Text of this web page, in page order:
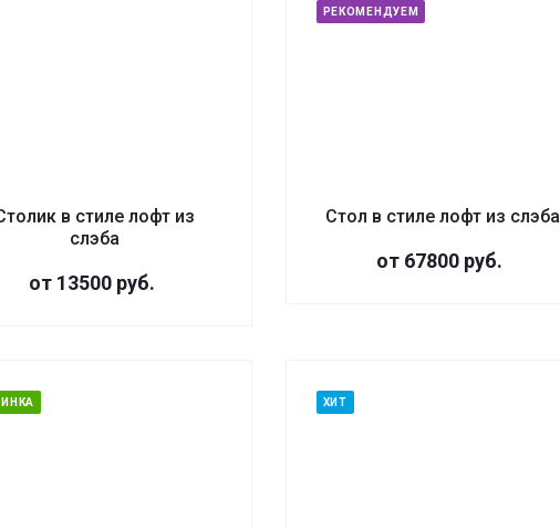
в стиле лофт из
слэба
от 13500 руб.
РЕКОМЕНДУЕМ
Стол в стиле лофт из слэба
от 67800 руб.
ХИТ